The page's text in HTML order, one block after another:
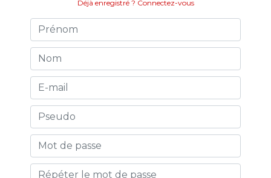
Déjà enregistré ? Connectez-vous